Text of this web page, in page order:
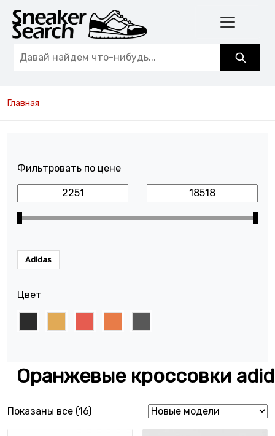
Главная
Оранжевые кроссовки
Показаны все (16)Сортировка: самые недавние
Фильтровать по цене
Adidas
Цвет